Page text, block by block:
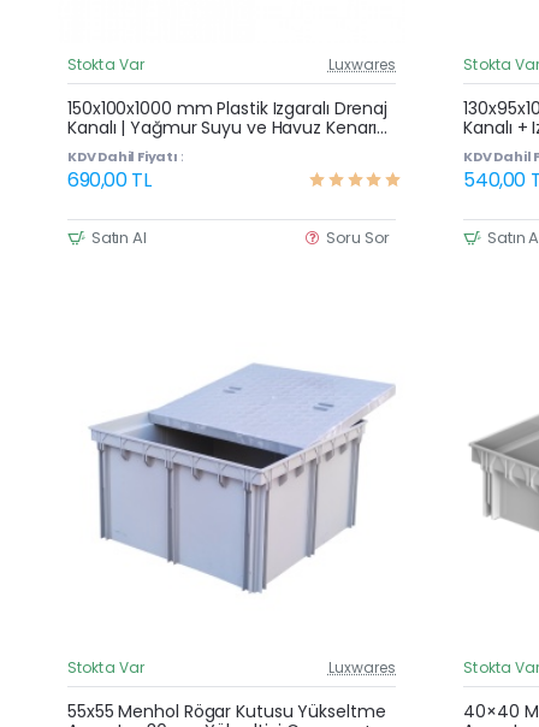
Güncel Fiyat
Yeni Ürün
Çok Satan
Stokta Var Luxwares
150x100x1000 mm Plastik Izgaralı Drenaj
Kanalı | Yağmur Suyu ve Havuz Kenarı
Oluğu
KDV Dahil Fiyatı :
690,00 TL
Satın Al Soru Sor
Stokta Var
Kanalı
Yağmur
KDV Dahil
540,00
Satın
Güncel Fiyat
Yeni Ürün
Stokta Var Luxwares
55x55 Menhol Rögar Kutusu Yükseltme
Stokta Var
40×40